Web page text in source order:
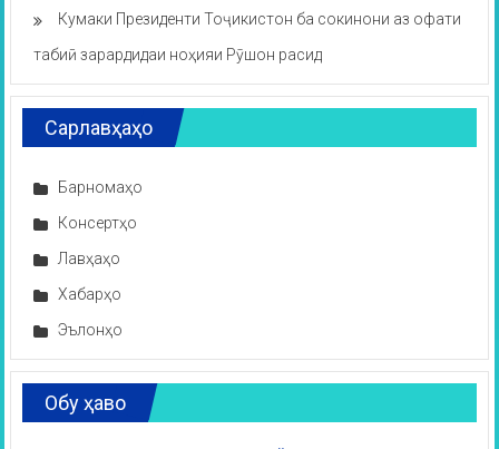
Кумаки Президенти Тоҷикистон ба сокинони аз офати
табиӣ зарардидаи ноҳияи Рӯшон расид
Сарлавҳаҳо
Барномаҳо
Консертҳо
Лавҳаҳо
Хабарҳо
Эълонҳо
Обу ҳаво